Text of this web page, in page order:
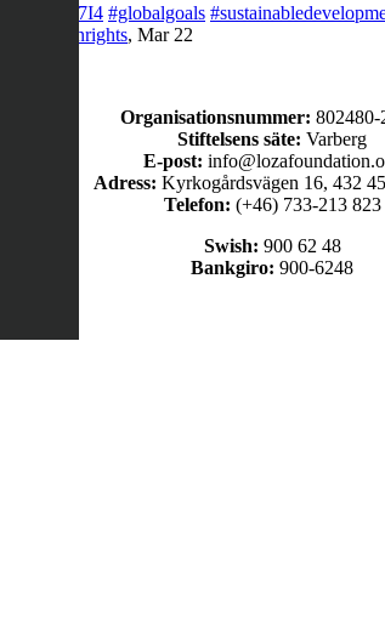
#globalgoals
#humanrights, Mar 22
Organisationsnummer: 802480-
Stiftelsens säte: Varberg
E-post:
Adress: Kyrkogårdsvägen 16, 432
Telefon: (+46) 733-213 823
Swish: 900 62 48
Bankgiro: 900-6248